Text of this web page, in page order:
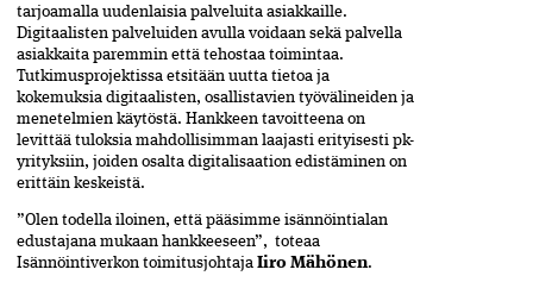
tarjoamalla uudenlaisia palveluita asiakkaille.
Digitaalisten palveluiden avulla voidaan sekä palvella
asiakkaita paremmin että tehostaa toimintaa.
Tutkimusprojektissa etsitään uutta tietoa ja
kokemuksia digitaalisten, osallistavien työvälineiden ja
menetelmien käytöstä. Hankkeen tavoitteena on
levittää tuloksia mahdollisimman laajasti erityisesti pk-
yrityksiin, joiden osalta digitalisaation edistäminen on
erittäin keskeistä.
”Olen todella iloinen, että pääsimme isännöintialan
edustajana mukaan hankkeeseen”, toteaa
Isännöintiverkon toimitusjohtaja Iiro Mähönen.